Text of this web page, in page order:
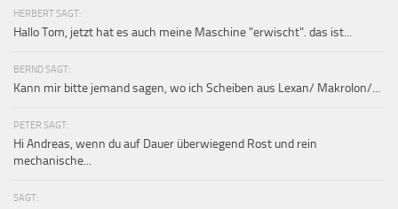
HERBERT SAGT:
Hallo Tom, jetzt hat es auch meine Maschine "erwischt". das ist...
BERND SAGT:
Kann mir bitte jemand sagen, wo ich Scheiben aus Lexan/ Makrolon/...
PETER SAGT:
Hi Andreas, wenn du auf Dauer überwiegend Rost und rein
mechanische...
SAGT: